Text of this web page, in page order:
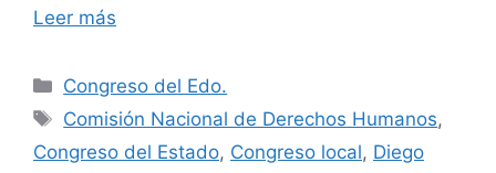
Leer más
Categorías
Congreso del Edo.
Etiquetas
Comisión Nacional de Derechos Humanos,
Congreso del Estado, Congreso local, Diego